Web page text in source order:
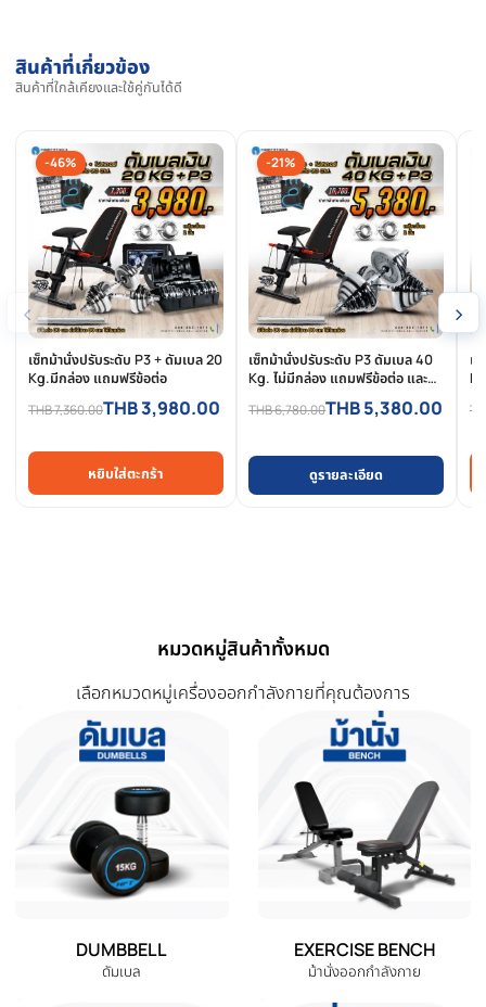
สินค้าที่เกี่ยวข้อง
สินค้าที่ใกล้เคียงและใช้คู่กันได้ดี
-21%